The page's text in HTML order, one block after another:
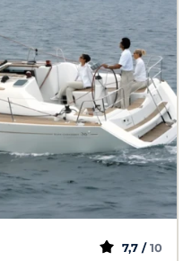
7,7 / 10